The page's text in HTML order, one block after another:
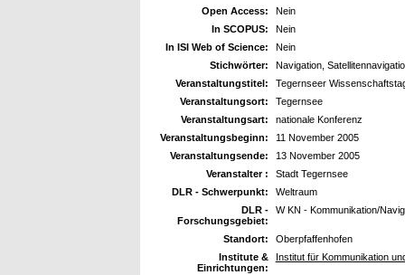
Open Access:
Nein
In SCOPUS:
Nein
In ISI Web of Science:
Nein
Stichwörter:
Navigation,
Veranstaltungstitel:
Tegernseer
Veranstaltungsort:
Tegernsee
Veranstaltungsart:
nationale Konferenz
Veranstaltungsbeginn:
11 November 2005
Veranstaltungsende:
13 November 2005
Veranstalter :
Stadt Tegernsee
DLR - Schwerpunkt:
Weltraum
DLR -
Forschungsgebiet:
W KN - Kommunikation/
Standort:
Oberpfaffenhofen
Institute &
Einrichtungen:
Institut für Kommunikation